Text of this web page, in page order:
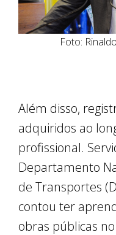
Foto:
Além disso,
adquiridos ao
profissional.
Departamento
de Transportes
contou ter
obras públicas no